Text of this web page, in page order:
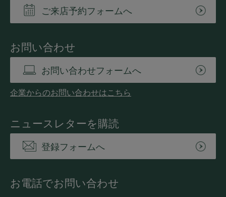
ご来店予約フォームへ
お問い合わせ
お問い合わせフォームへ
企業からのお問い合わせはこちら
ニュースレターを購読
登録フォームへ
お電話でお問い合わせ